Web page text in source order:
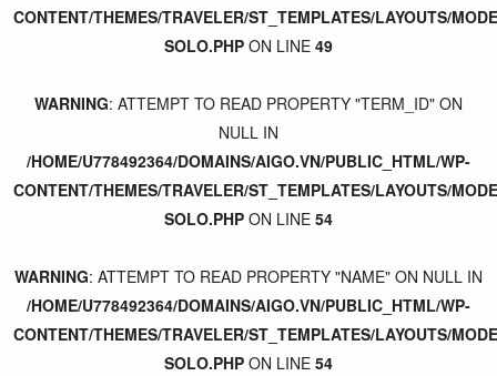
CONTENT/THEMES/TRAVELER/ST_TEMPLATES/LAYOUTS/
SOLO.PHP ON LINE 49
WARNING: ATTEMPT TO READ PROPERTY "TERM_ID" ON
NULL IN
/HOME/U778492364/DOMAINS/AIGO.VN/PUBLIC_HTML/WP-
CONTENT/THEMES/TRAVELER/ST_TEMPLATES/LAYOUTS/
SOLO.PHP ON LINE 54
WARNING: ATTEMPT TO READ PROPERTY "NAME" ON NULL IN
/HOME/U778492364/DOMAINS/AIGO.VN/PUBLIC_HTML/WP-
CONTENT/THEMES/TRAVELER/ST_TEMPLATES/LAYOUTS/
SOLO.PHP ON LINE 54